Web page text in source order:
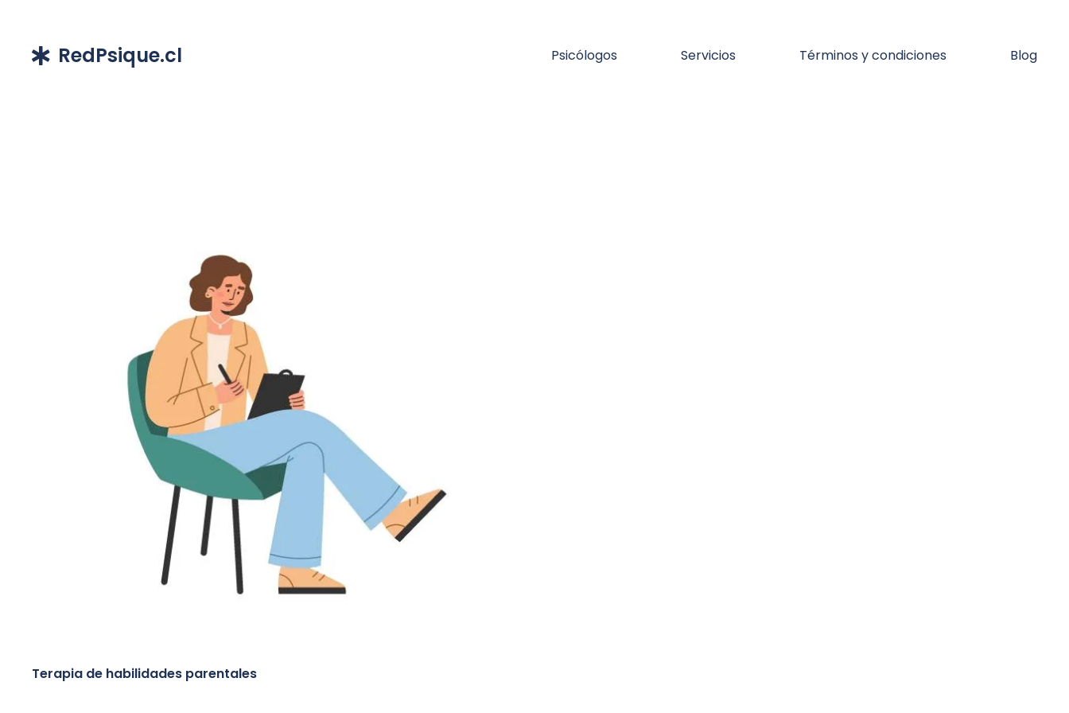
RedPsique.cl Psicólogos Servicios Términos y condiciones Blog
Terapia de habilidades parentales